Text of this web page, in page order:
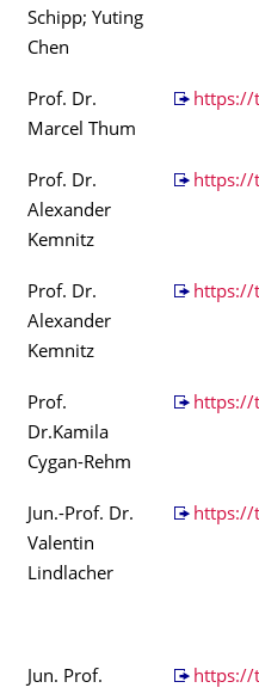
Schipp; Yuting
Chen
Prof. Dr.
Marcel Thum
https://
Prof. Dr.
Alexander
Kemnitz
https://
Prof. Dr.
Alexander
Kemnitz
https://
Prof.
Dr.Kamila
Cygan-Rehm
https://
Jun.-Prof. Dr.
Valentin
Lindlacher
https://
Jun. Prof. https://